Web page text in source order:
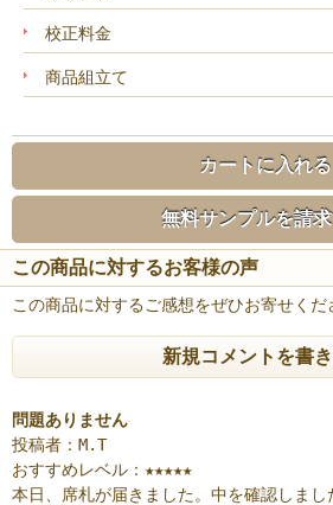
校正料金
商品組立て
カートに入れる
無料サンプルを請
この商品に対するお客様の声
この商品に対するご感想をぜひお寄せくだ
新規コメントを書
問題ありません
投稿者：M.T
おすすめレベル： ★★★★★
本日、席札が届きました。中を確認しま